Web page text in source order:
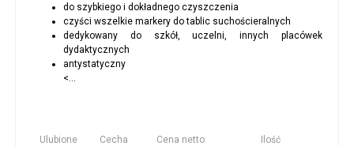
do szybkiego i dokładnego czyszczenia
czyści wszelkie markery do tablic suchościeralnych
dedykowany do szkół, uczelni, innych placówek
dydaktycznych
antystatyczny
<...
Ulubione Cecha Cena netto Ilość